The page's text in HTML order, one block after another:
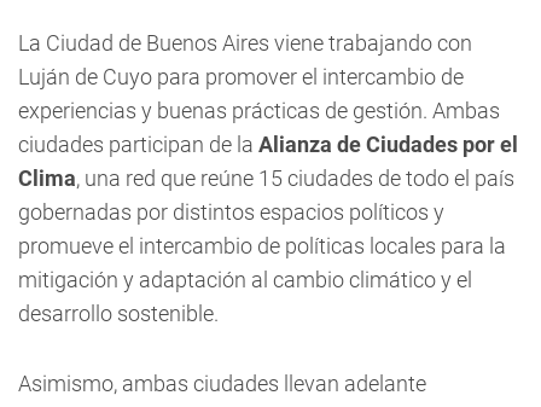
La Ciudad de Buenos Aires viene trabajando con
Luján de Cuyo para promover el intercambio de
experiencias y buenas prácticas de gestión. Ambas
ciudades participan de la Alianza de Ciudades por el
Clima, una red que reúne 15 ciudades de todo el país
gobernadas por distintos espacios políticos y
promueve el intercambio de políticas locales para la
mitigación y adaptación al cambio climático y el
desarrollo sostenible.
Asimismo, ambas ciudades llevan adelante